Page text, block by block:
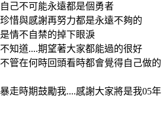
己不可能永遠都是個勇者
惜與感謝再努力都是永遠不夠的
情不自禁的掉下眼淚
知道....期望著大家都能過的很好
管在何時回頭看時都會覺得自己做的
走時期鼓勵我....感謝大家將是我05年